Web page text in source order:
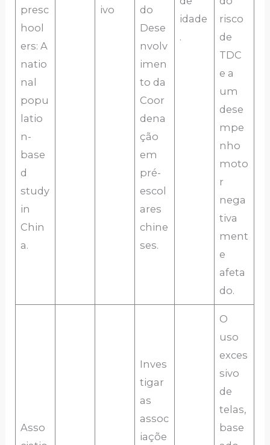
presc
hool
ers: A
natio
nal
popu
latio
n-
base
d
study
in
Chin
a.
ivo
do
Dese
nvolv
imen
to da
Coor
dena
ção
em
pré-
escol
ares
chine
ses.
idade
.
risco
de
TDC
e a
um
dese
mpe
nho
moto
r
nega
tiva
ment
e
afeta
do.
Asso
Inves
tigar
as
assoc
iaçõe
O
uso
exces
sivo
de
telas,
base